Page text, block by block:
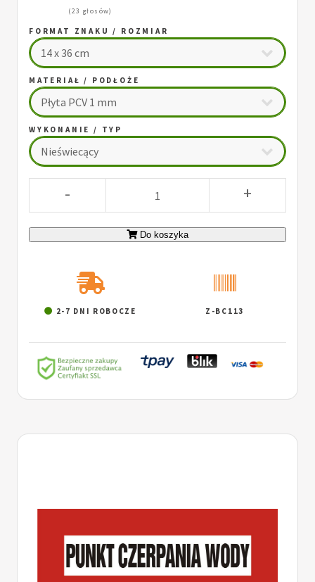
(23 głosów)
FORMAT ZNAKU / ROZMIAR
MATERIAŁ / PODŁOŻE
WYKONANIE / TYP
- +
Do koszyka
2-7 DNI ROBOCZE Z-BC113